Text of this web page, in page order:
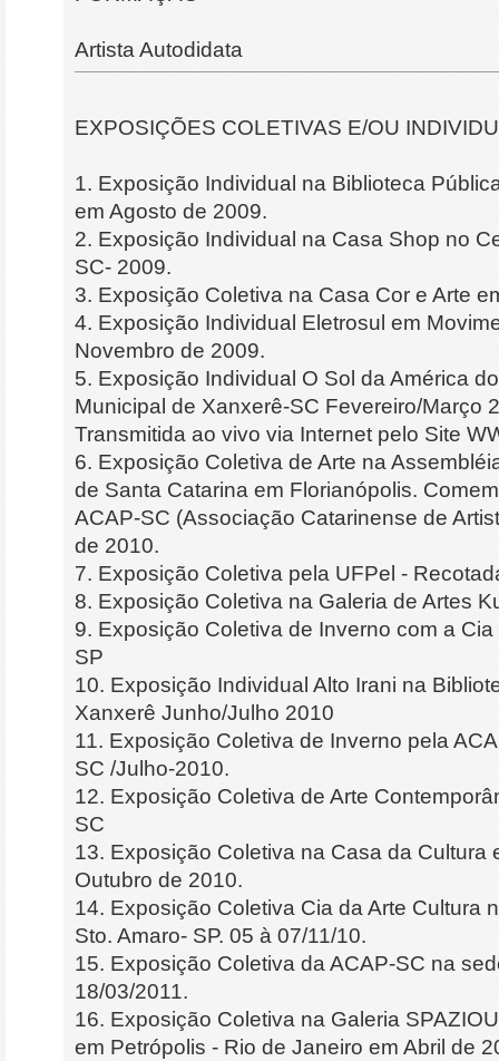
Artista Autodidata
EXPOSIÇÕES COLETIVAS E/OU
1. Exposição Individual na Biblioteca
em Agosto de 2009.
2. Exposição Individual na Casa Shop no
SC- 2009.
3. Exposição Coletiva na Casa Cor e Arte
4. Exposição Individual Eletrosul em
Novembro de 2009.
5. Exposição Individual O Sol da América
Municipal de Xanxerê-SC Fevereiro/Março
Transmitida ao vivo via Internet pelo Site
6. Exposição Coletiva de Arte na
de Santa Catarina em Florianópolis.
ACAP-SC (Associação Catarinense de
de 2010.
7. Exposição Coletiva pela UFPel -
8. Exposição Coletiva na Galeria de Artes
9. Exposição Coletiva de Inverno com a
SP
10. Exposição Individual Alto Irani na
Xanxerê Junho/Julho 2010
11. Exposição Coletiva de Inverno pela
SC /Julho-2010.
12. Exposição Coletiva de Arte
SC
13. Exposição Coletiva na Casa da Cultura
Outubro de 2010.
14. Exposição Coletiva Cia da Arte Cultura
Sto. Amaro- SP. 05 à 07/11/10.
15. Exposição Coletiva da ACAP-SC na
18/03/2011.
16. Exposição Coletiva na Galeria
em Petrópolis - Rio de Janeiro em Abril de